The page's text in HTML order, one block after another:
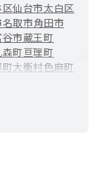
区仙台市太白区
名取市角田市
谷市蔵王町
森町亘理町
大衡村色麻町